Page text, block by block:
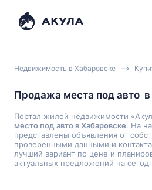
Недвижимость в Хабаровске
Продажа места под авто в
Портал жилой недвижимости
место под авто в Хабаровске. На
представлены объявления от
проверенными данными и
лучший вариант по цене и
актуальных предложений на